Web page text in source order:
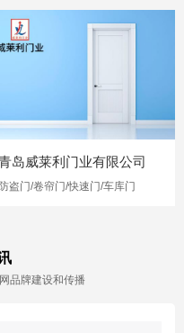
岛威莱利门业有限公司
盗门/卷帘门/快速门/车库门
品牌建设和传播